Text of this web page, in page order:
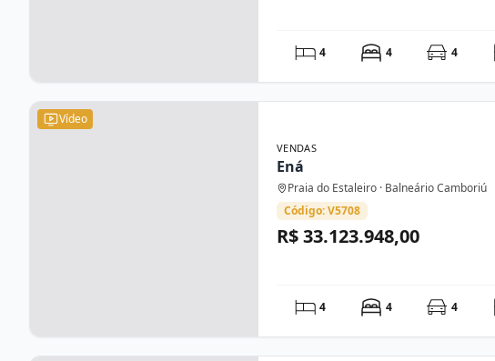
4 4 4
Vídeo
VENDAS
Ená
Praia do Estaleiro · Balneário Camboriú
Código: V5708
R$ 33.123.948,00
4 4 4